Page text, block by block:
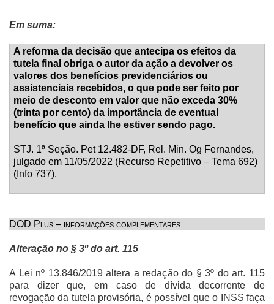
Em suma:
A reforma da decisão que antecipa os efeitos da
tutela final obriga o autor da ação a devolver os
valores dos benefícios previdenciários ou
assistenciais recebidos, o que pode ser feito por
meio de desconto em valor que não exceda 30%
(trinta por cento) da importância de eventual
benefício que ainda lhe estiver sendo pago.
STJ. 1ª Seção. Pet 12.482-DF, Rel. Min. Og Fernandes,
julgado em 11/05/2022 (Recurso Repetitivo – Tema 692)
(Info 737).
DOD Plus – informações complementares
Alteração no § 3º do art. 115
A Lei nº 13.846/2019 altera a redação do § 3º do art. 115
para dizer que, em caso de dívida decorrente de
revogação da tutela provisória, é possível que o INSS faça